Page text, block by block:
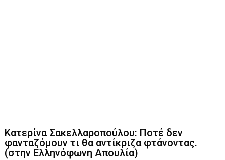
Κατερίνα Σακελλαροπούλου: Ποτέ δεν
φανταζόμουν τι θα αντίκριζα φτάνοντας.
(στην Ελληνόφωνη Απουλία)